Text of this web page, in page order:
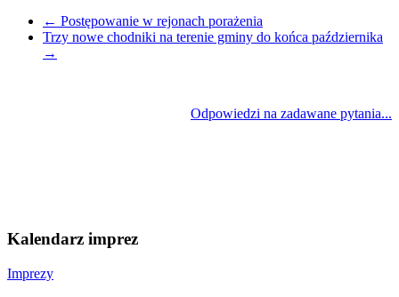
← Postępowanie w rejonach porażenia
Trzy nowe chodniki na terenie gminy do końca października
→
Odpowiedzi na zadawane pytania...
Kalendarz imprez
Imprezy